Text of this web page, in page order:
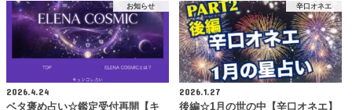
お知らせ
2026.4.24
ベタ褒め占い☆鑑定受付再開【キ
辛口オネエ
2026.1.27
後編☆1月の世の中【辛口オネエ】